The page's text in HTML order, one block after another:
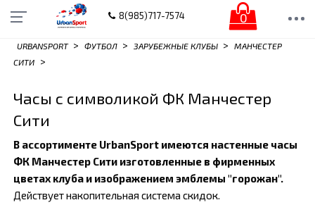
8(985)717-7574 0
URBANSPORT > ФУТБОЛ > ЗАРУБЕЖНЫЕ КЛУБЫ >
МАНЧЕСТЕР
СИТИ
>
Часы с символикой ФК Манчестер
Сити
В ассортименте UrbanSport имеются настенные часы
ФК Манчестер Сити изготовленные в фирменных
цветах клуба и изображением эмблемы "горожан".
Действует накопительная система скидок.